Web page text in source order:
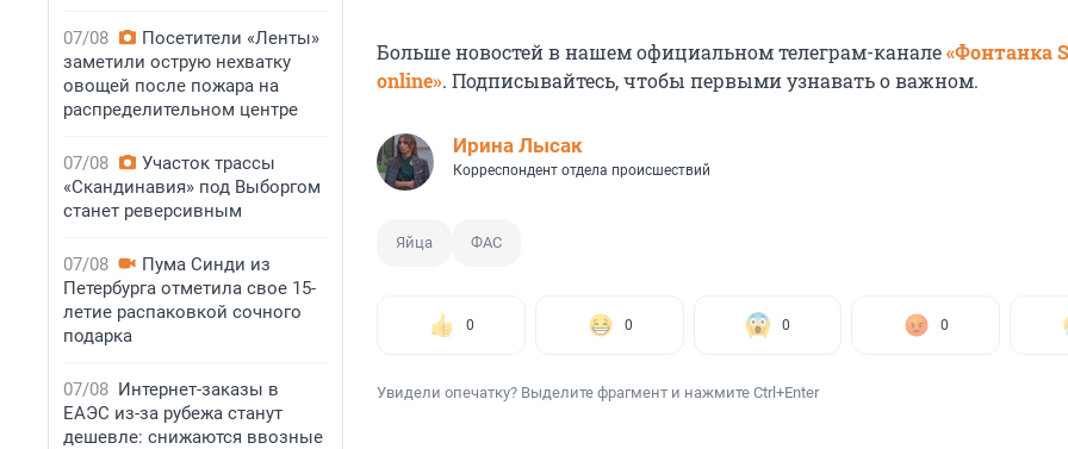
07/08
Посетители «Ленты»
заметили острую нехватку
овощей после пожара на
распределительном центре
07/08
Участок трассы
«Скандинавия» под Выборгом
станет реверсивным
07/08
Пума Синди из
Петербурга отметила свое 15-
летие распаковкой сочного
подарка
07/08 Интернет-заказы в
ЕАЭС из-за рубежа станут
дешевле: снижаются ввозные
Больше новостей в нашем официальном телеграм-канале«Фонтанка
online». Подписывайтесь, чтобы первыми узнавать о важном.
Ирина Лысак
Корреспондент отдела происшествий
Яйца ФАС
0 0 0 0
Увидели опечатку? Выделите фрагмент и нажмите Ctrl+Enter